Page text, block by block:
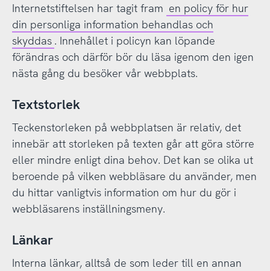
Internetstiftelsen har tagit fram en policy för hur
din personliga information behandlas och
skyddas . Innehållet i policyn kan löpande
förändras och därför bör du läsa igenom den igen
nästa gång du besöker vår webbplats.
Textstorlek
Teckenstorleken på webbplatsen är relativ, det
innebär att storleken på texten går att göra större
eller mindre enligt dina behov. Det kan se olika ut
beroende på vilken webbläsare du använder, men
du hittar vanligtvis information om hur du gör i
webbläsarens inställningsmeny.
Länkar
Interna länkar, alltså de som leder till en annan